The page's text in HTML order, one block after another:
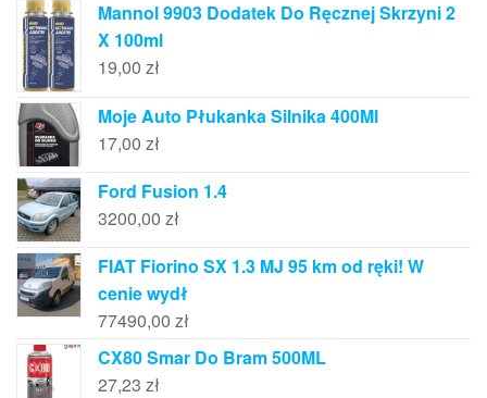
Mannol 9903 Dodatek Do Ręcznej Skrzyni 2
X 100ml
19,00 zł
Moje Auto Płukanka Silnika 400Ml
17,00 zł
Ford Fusion 1.4
3200,00 zł
FIAT Fiorino SX 1.3 MJ 95 km od ręki! W
cenie wydł
77490,00 zł
CX80 Smar Do Bram 500ML
27,23 zł